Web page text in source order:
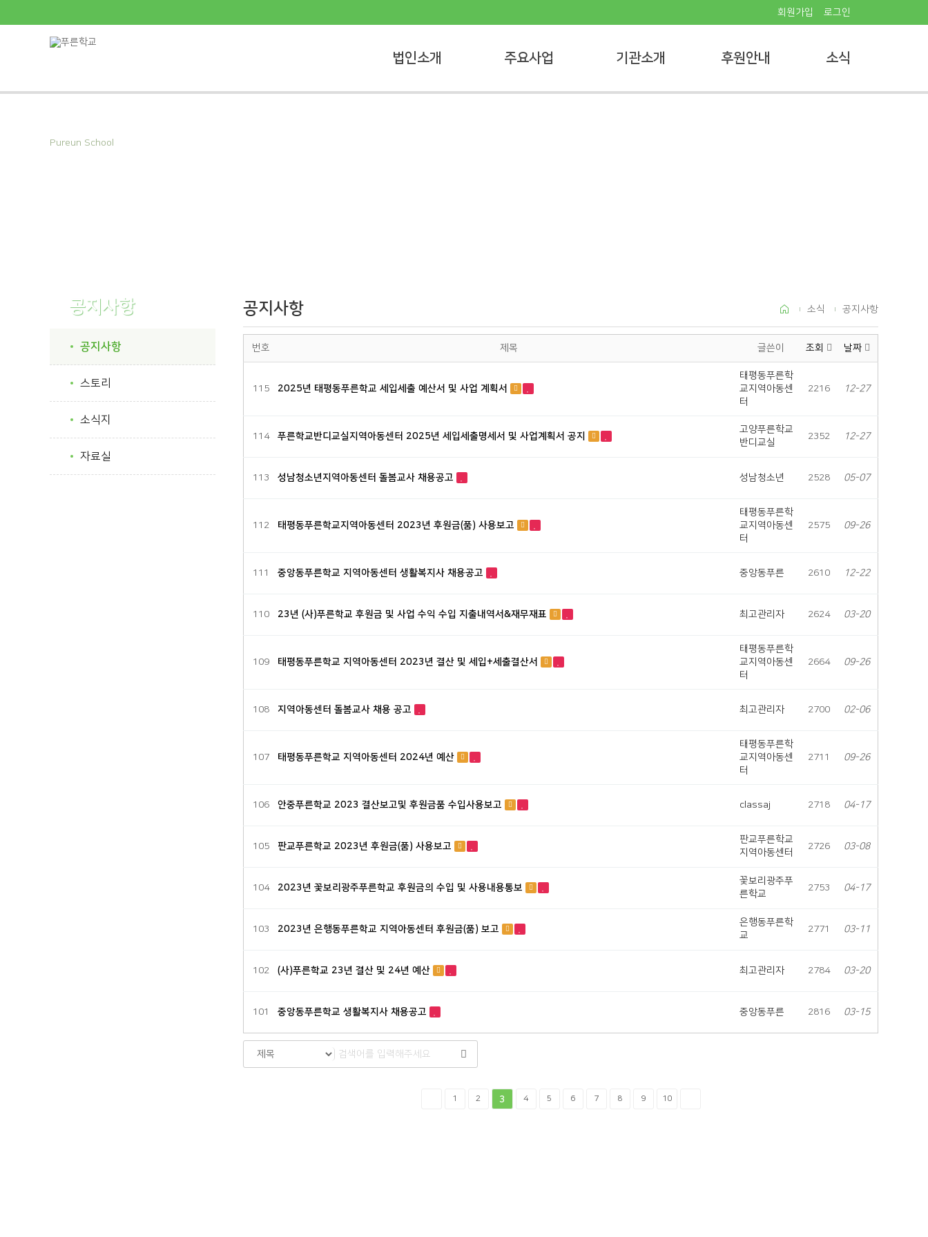
회원가입 로그인
법인소개 주요사업 기관소개 후원안내 소식
Pureun School
공지사항
공지사항
스토리
소식지
자료실
공지사항 소식 공지사항
번호 제목 글쓴이 조회 날짜
115 2025년 태평동푸른학교 세입세출 예산서 및 사업 계획서
태평동푸른학
교지역아동센
터
2216 12-27
114 푸른학교반디교실지역아동센터 2025년 세입세출명세서 및 사업계획서 공지
고양푸른학교
반디교실
2352 12-27
113 성남청소년지역아동센터 돌봄교사 채용공고 성남청소년 2528 05-07
112 태평동푸른학교지역아동센터 2023년 후원금(품) 사용보고
태평동푸른학
교지역아동센
터
2575 09-26
111 중앙동푸른학교 지역아동센터 생활복지사 채용공고 중앙동푸른 2610 12-22
110 23년 (사)푸른학교 후원금 및 사업 수익 수입 지출내역서&재무재표 최고관리자 2624 03-20
109 태평동푸른학교 지역아동센터 2023년 결산 및 세입+세출결산서
태평동푸른학
교지역아동센
터
2664 09-26
108 지역아동센터 돌봄교사 채용 공고 최고관리자 2700 02-06
107 태평동푸른학교 지역아동센터 2024년 예산
태평동푸른학
교지역아동센
터
2711 09-26
106 안중푸른학교 2023 결산보고및 후원금품 수입사용보고 classaj 2718 04-17
105 판교푸른학교 2023년 후원금(품) 사용보고
판교푸른학교
지역아동센터
2726 03-08
104 2023년 꽃보리광주푸른학교 후원금의 수입 및 사용내용통보
꽃보리광주푸
른학교
2753 04-17
103 2023년 은행동푸른학교 지역아동센터 후원금(품) 보고
은행동푸른학
교
2771 03-11
102 (사)푸른학교 23년 결산 및 24년 예산 최고관리자 2784 03-20
101 중앙동푸른학교 생활복지사 채용공고 중앙동푸른 2816 03-15
1 2 3 4 5 6 7 8 9 10